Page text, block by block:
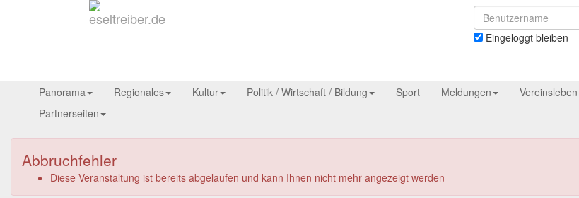
Eingeloggt bleiben
Panorama Regionales Kultur Politik / Wirtschaft / Bildung Sport Meldungen Vereinsleben
Partnerseiten
Abbruchfehler
Diese Veranstaltung ist bereits abgelaufen und kann Ihnen nicht mehr angezeigt werden